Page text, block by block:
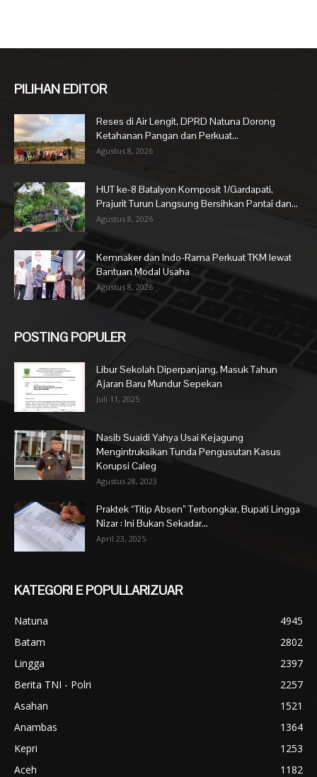
PILIHAN EDITOR
Reses di Air Lengit, DPRD Natuna Dorong
Ketahanan Pangan dan Perkuat...
Agustus 8, 2026
HUT ke-8 Batalyon Komposit 1/Gardapati,
Prajurit Turun Langsung Bersihkan Pantai dan...
Agustus 8, 2026
Kemnaker dan Indo-Rama Perkuat TKM lewat
Bantuan Modal Usaha
Agustus 8, 2026
POSTING POPULER
Libur Sekolah Diperpanjang, Masuk Tahun
Ajaran Baru Mundur Sepekan
Juli 11, 2025
Nasib Suaidi Yahya Usai Kejagung
Mengintruksikan Tunda Pengusutan Kasus
Korupsi Caleg
Agustus 28, 2023
Praktek “Titip Absen” Terbongkar, Bupati Lingga
Nizar : Ini Bukan Sekadar...
April 23, 2025
KATEGORI E POPULLARIZUAR
Natuna
4945
Batam
2802
Lingga
2397
Berita TNI - Polri
2257
Asahan
1521
Anambas
1364
Kepri
1253
Aceh
1182